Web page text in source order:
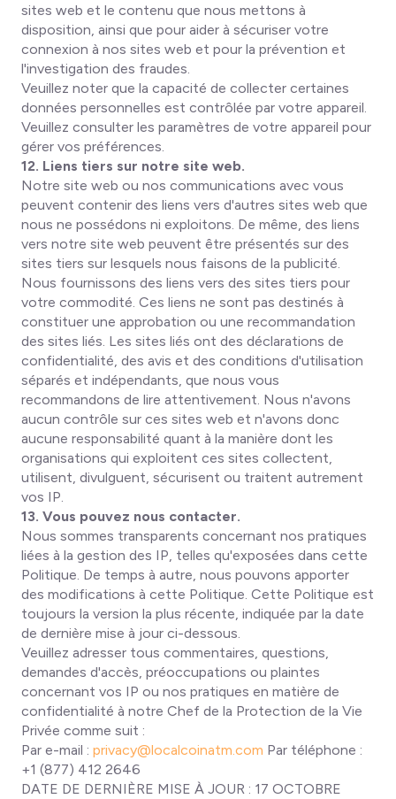
sites web et le contenu que nous mettons à
disposition, ainsi que pour aider à sécuriser votre
connexion à nos sites web et pour la prévention et
l'investigation des fraudes.
Veuillez noter que la capacité de collecter certaines
données personnelles est contrôlée par votre appareil.
Veuillez consulter les paramètres de votre appareil pour
gérer vos préférences.
12. Liens tiers sur notre site web.
Notre site web ou nos communications avec vous
peuvent contenir des liens vers d'autres sites web que
nous ne possédons ni exploitons. De même, des liens
vers notre site web peuvent être présentés sur des
sites tiers sur lesquels nous faisons de la publicité.
Nous fournissons des liens vers des sites tiers pour
votre commodité. Ces liens ne sont pas destinés à
constituer une approbation ou une recommandation
des sites liés. Les sites liés ont des déclarations de
confidentialité, des avis et des conditions d'utilisation
séparés et indépendants, que nous vous
recommandons de lire attentivement. Nous n'avons
aucun contrôle sur ces sites web et n'avons donc
aucune responsabilité quant à la manière dont les
organisations qui exploitent ces sites collectent,
utilisent, divulguent, sécurisent ou traitent autrement
vos IP.
13. Vous pouvez nous contacter.
Nous sommes transparents concernant nos pratiques
liées à la gestion des IP, telles qu'exposées dans cette
Politique. De temps à autre, nous pouvons apporter
des modifications à cette Politique. Cette Politique est
toujours la version la plus récente, indiquée par la date
de dernière mise à jour ci-dessous.
Veuillez adresser tous commentaires, questions,
demandes d'accès, préoccupations ou plaintes
concernant vos IP ou nos pratiques en matière de
confidentialité à notre Chef de la Protection de la Vie
Privée comme suit :
Par e-mail : privacy@localcoinatm.com Par téléphone :
+1 (877) 412 2646
DATE DE DERNIÈRE MISE À JOUR : 17 OCTOBRE